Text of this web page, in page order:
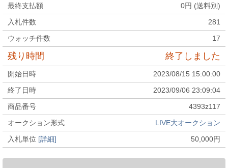
最終支払額
0円 (送料別)
入札件数
281
ウォッチ件数
17
残り時間 終了しました
開始日時
2023/08/15 15:00:00
終了日時
2023/09/06 23:09:04
商品番号
4393z117
オークション形式
LIVE大オークション
入札単位 [詳細] 50,000円